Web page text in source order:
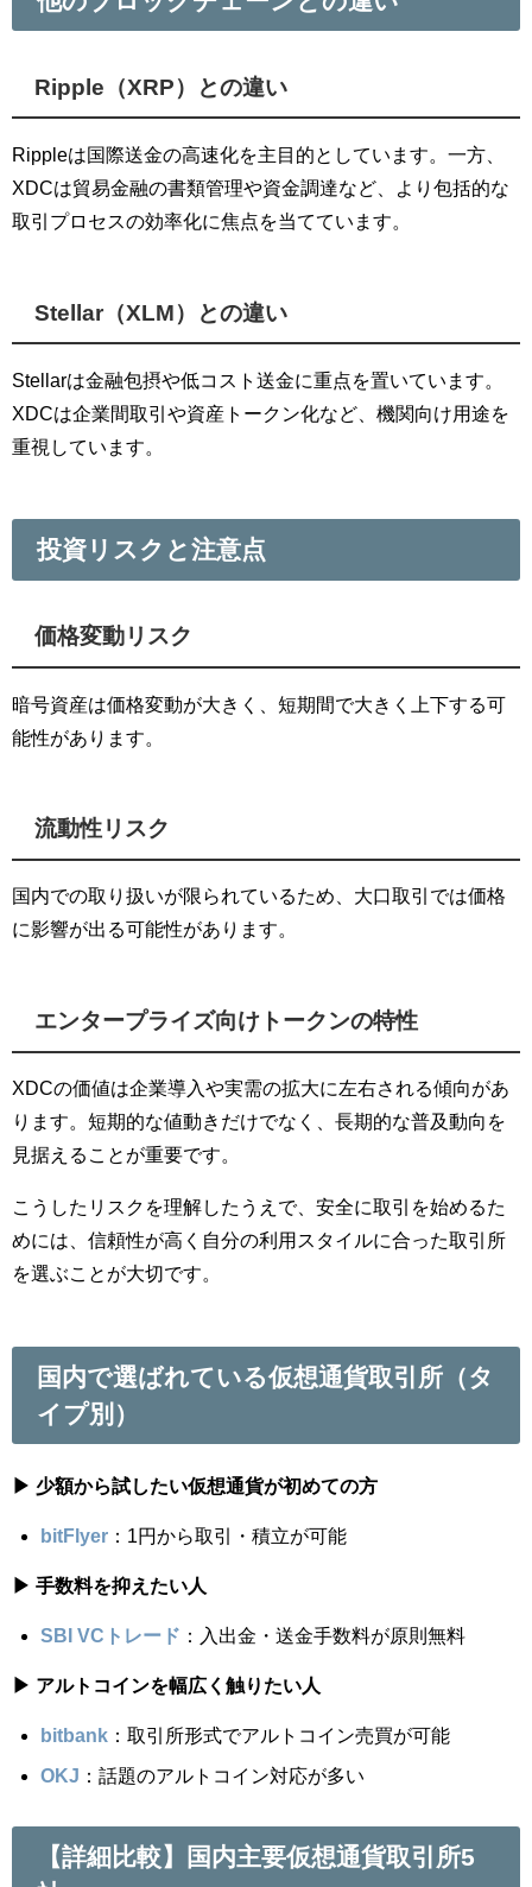
Ripple（XRP）との違い
Rippleは国際送金の高速化を主目的としています。一方、
XDCは貿易金融の書類管理や資金調達など、より包括的な
取引プロセスの効率化に焦点を当てています。
Stellar（XLM）との違い
Stellarは金融包摂や低コスト送金に重点を置いています。
XDCは企業間取引や資産トークン化など、機関向け用途を
重視しています。
投資リスクと注意点
価格変動リスク
暗号資産は価格変動が大きく、短期間で大きく上下する可
能性があります。
流動性リスク
国内での取り扱いが限られているため、大口取引では価格
に影響が出る可能性があります。
エンタープライズ向けトークンの特性
XDCの価値は企業導入や実需の拡大に左右される傾向があ
ります。短期的な値動きだけでなく、長期的な普及動向を
見据えることが重要です。
こうしたリスクを理解したうえで、安全に取引を始めるた
めには、信頼性が高く自分の利用スタイルに合った取引所
を選ぶことが大切です。
国内で選ばれている仮想通貨取引所（タ
イプ別）
▶ 少額から試したい仮想通貨が初めての方
bitFlyer ：1円から取引・積立が可能
▶ 手数料を抑えたい人
SBI VCトレード ：入出金・送金手数料が原則無料
▶ アルトコインを幅広く触りたい人
bitbank ：取引所形式でアルトコイン売買が可能
OKJ ：話題のアルトコイン対応が多い
【詳細比較】国内主要仮想通貨取引所5